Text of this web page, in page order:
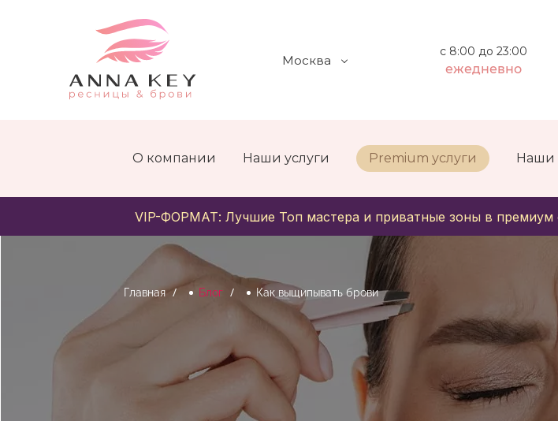
Москва
с 8:00 до 23:00
ежедневно
О компании Наши услуги Premium услуги Наши
Главная Блог Как выщипывать брови
VIP-ФОРМАТ: Лучшие Топ мастера и приватные зоны в премиум